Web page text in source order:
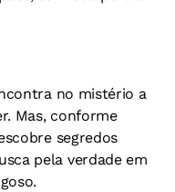
no mistério a
Mas, conforme
segredos
pela verdade em